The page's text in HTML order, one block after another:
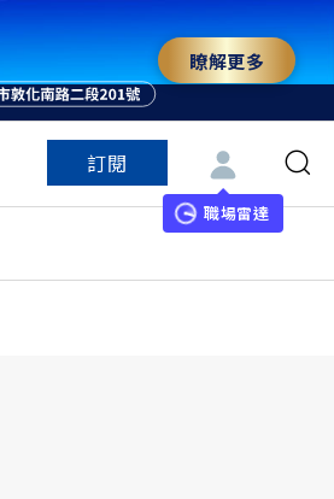
瞭解更多
訂閱
職場雷達
特色頻道